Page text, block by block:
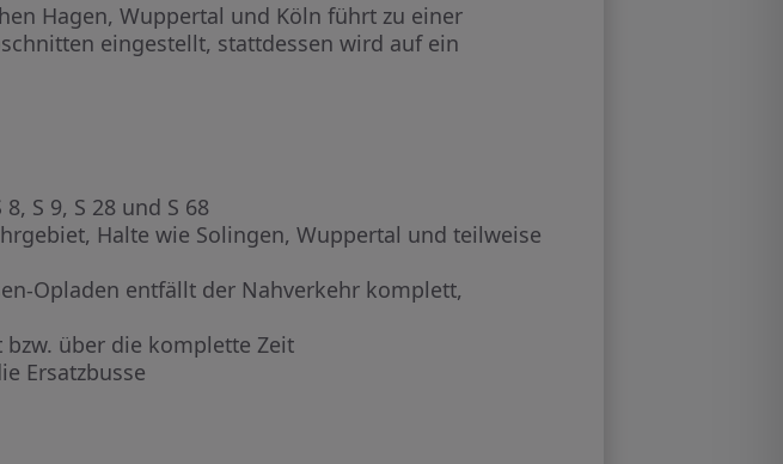
Hagen, Wuppertal und Köln führt zu einer
eingestellt, stattdessen wird auf ein
8, S 9, S 28 und S 68
Halte wie Solingen, Wuppertal und teilweise
Opladen entfällt der Nahverkehr komplett,
über die komplette Zeit
Ersatzbusse